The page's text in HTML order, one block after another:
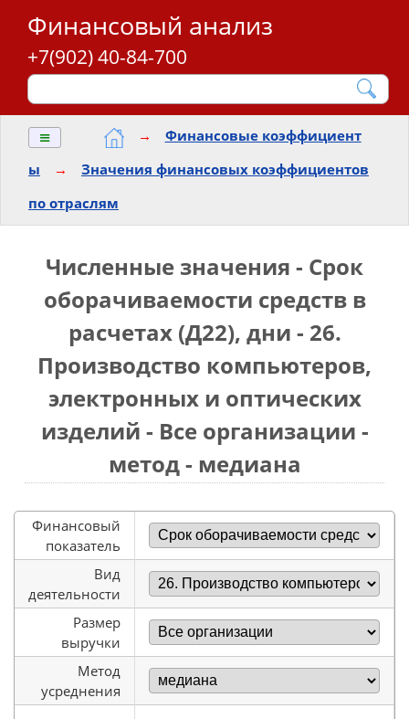
Финансовый анализ
+7(902) 40-84-700
≡ →
Финансовые коэффициент
ы
→
Значения финансовых коэффициентов
по отраслям
Численные значения - Срок
оборачиваемости средств в
расчетах (Д22), дни - 26.
Производство компьютеров,
электронных и оптических
изделий - Все организации -
метод - медиана
Финансовый
показатель
Вид
деятельности
Размер
выручки
Метод
усреднения